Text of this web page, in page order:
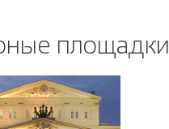
площадки